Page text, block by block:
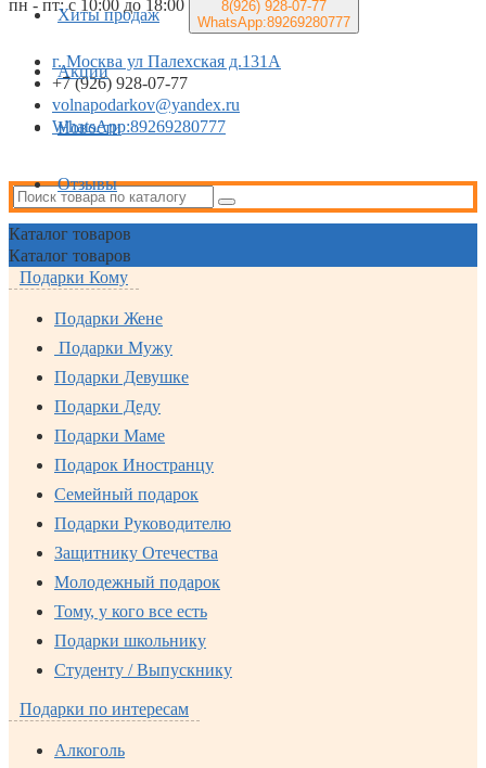
пн - пт: с 10:00 до 18:00 8(926) 928-07-77
WhatsApp:89269280777
г. Москва ул Палехская д.131А
+7 (926) 928-07-77
volnapodarkov@yandex.ru
WhatsApp:89269280777
Хиты продаж
Акции
Новости
Отзывы
Каталог товаров
Каталог товаров
Подарки Кому
Подарки Жене
Подарки Мужу
Подарки Девушке
Подарки Деду
Подарки Маме
Подарок Иностранцу
Семейный подарок
Подарки Руководителю
Защитнику Отечества
Молодежный подарок
Тому, у кого все есть
Подарки школьнику
Студенту / Выпускнику
Подарки по интересам
Алкоголь